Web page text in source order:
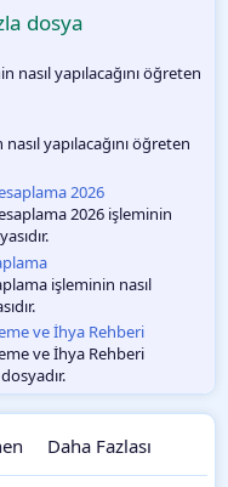
dosya
nasıl yapılacağını öğreten
yapılacağını öğreten
2026
2026 işleminin
işleminin nasıl
ve İhya Rehberi
ve İhya Rehberi
Daha Fazlası